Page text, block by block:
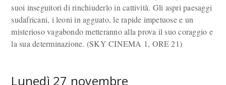
suoi inseguitori di rinchiuderlo in cattività. Gli aspri paesaggi
sudafricani, i leoni in agguato, le rapide impetuose e un
misterioso vagabondo metteranno alla prova il suo coraggio e
la sua determinazione. (SKY CINEMA 1, ORE 21)
Lunedì 27 novembre